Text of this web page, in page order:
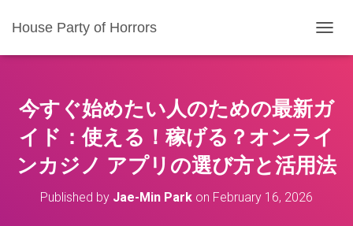
House Party of Horrors
O
L
E
N
A
V
I
今すぐ始めたい人のための最新ガ
イド：使える！稼げる？ オンライ
ンカジノ アプリ の選び方と活用法
Published by Jae-Min Park on February 16, 2026